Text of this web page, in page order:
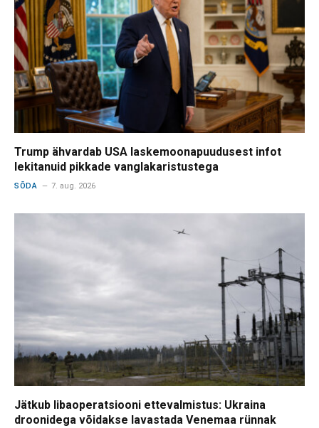
Trump ähvardab USA laskemoonapuudusest infot
lekitanuid pikkade vanglakaristustega
SÕDA 7. aug. 2026
Jätkub libaoperatsiooni ettevalmistus: Ukraina
droonidega võidakse lavastada Venemaa rünnak